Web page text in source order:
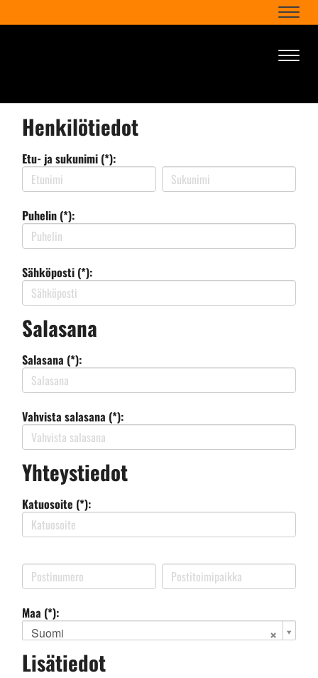
Henkilötiedot
Etu- ja sukunimi (*):
Puhelin (*):
Sähköposti (*):
Salasana
Salasana (*):
Vahvista salasana (*):
Yhteystiedot
Katuosoite (*):
Maa (*):
Suomi
Lisätiedot